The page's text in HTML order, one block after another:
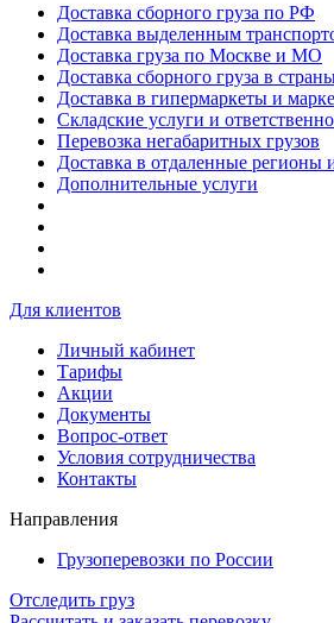
Доставка сборного груза по РФ
Доставка выделенным
Доставка груза по Москве и МО
Доставка сборного груза в
Доставка в гипермаркеты и
Складские услуги и
Перевозка негабаритных грузов
Доставка в отдаленные регионы
Дополнительные услуги
Для клиентов
Личный кабинет
Тарифы
Акции
Документы
Вопрос-ответ
Условия сотрудничества
Контакты
Направления
Грузоперевозки по России
Отследить груз